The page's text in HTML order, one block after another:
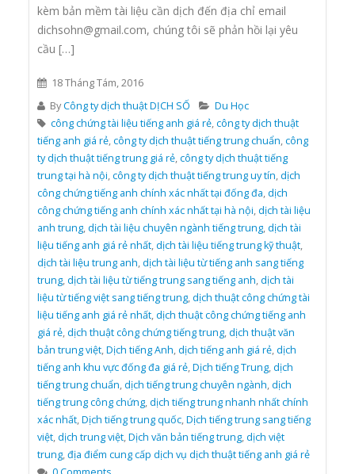
kèm bản mềm tài liệu cần dịch đến địa chỉ email
dichsohn@gmail.com, chúng tôi sẽ phản hồi lại yêu
cầu […]
18 Tháng Tám, 2016
ByCông ty dịch thuật DỊCH SỐ
Du Học
công chứng tài liệu tiếng anh giá rẻ,công ty dịch thuật
tiếng anh giá rẻ,công ty dịch thuật tiếng trung chuẩn,công
ty dịch thuật tiếng trung giá rẻ,công ty dịch thuật tiếng
trung tại hà nội,công ty dịch thuật tiếng trung uy tín,dịch
công chứng tiếng anh chính xác nhất tại đống đa,dịch
công chứng tiếng anh chính xác nhất tại hà nội,dịch tài liệu
anh trung,dịch tài liệu chuyên ngành tiếng trung,dịch tài
liệu tiếng anh giá rẻ nhất,dịch tài liệu tiếng trung kỹ thuật,
dịch tài liệu trung anh,dịch tài liệu từ tiếng anh sang tiếng
trung,dịch tài liệu từ tiếng trung sang tiếng anh,dịch tài
liệu từ tiếng việt sang tiếng trung,dịch thuật công chứng tài
liệu tiếng anh giá rẻ nhất,dịch thuật công chứng tiếng anh
giá rẻ,dịch thuật công chứng tiếng trung,dịch thuật văn
bản trung việt,Dịch tiếng Anh,dịch tiếng anh giá rẻ,dịch
tiếng anh khu vực đống đa giá rẻ,Dịch tiếng Trung,dịch
tiếng trung chuẩn,dịch tiếng trung chuyên ngành,dịch
tiếng trung công chứng,dịch tiếng trung nhanh nhất chính
xác nhất,Dịch tiếng trung quốc,Dịch tiếng trung sang tiếng
việt,dịch trung việt,Dịch văn bản tiếng trung,dịch việt
trung,địa điểm cung cấp dịch vụ dịch thuật tiếng anh giá rẻ